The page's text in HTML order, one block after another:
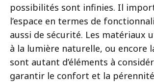
possibilités sont infinies. Il
l’espace en termes de
aussi de sécurité. Les matériaux
à la lumière naturelle, ou encore
sont autant d’éléments à
garantir le confort et la